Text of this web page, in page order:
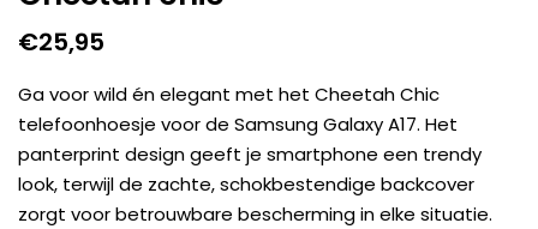
€25,95
Ga voor wild én elegant met het Cheetah Chic
telefoonhoesje voor de Samsung Galaxy A17. Het
panterprint design geeft je smartphone een trendy
look, terwijl de zachte, schokbestendige backcover
zorgt voor betrouwbare bescherming in elke situatie.